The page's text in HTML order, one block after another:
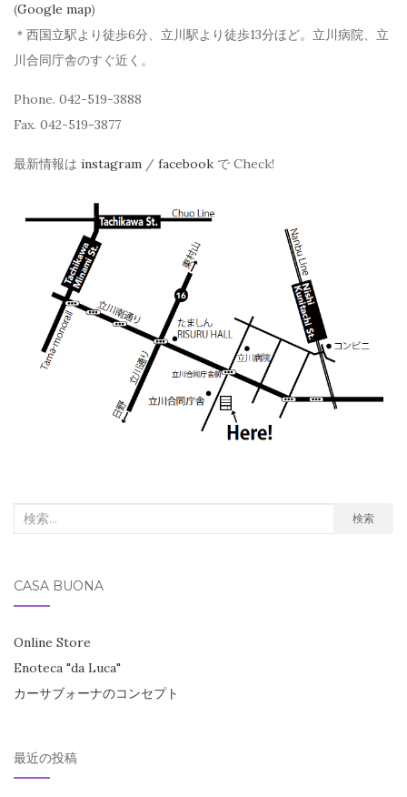
(Google map)
＊西国立駅より徒歩6分、立川駅より徒歩13分ほど。立川病院、立
川合同庁舎のすぐ近く。
Phone. 042-519-3888
Fax. 042-519-3877
最新情報は instagram / facebook で Check!
検
象:
検索
CASA BUONA
Online Store
Enoteca "da Luca"
カーサブォーナのコンセプト
最近の投稿